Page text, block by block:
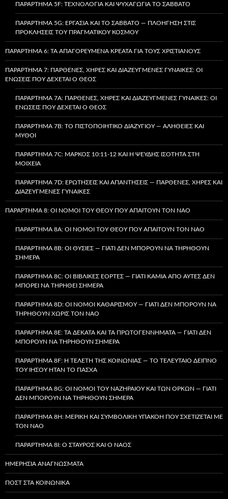
ΠΑΡΆΡΤΗΜΑ 5F: ΤΕΧΝΟΛΟΓΊΑ ΚΑΙ ΨΥΧΑΓΩΓΊΑ ΤΟ ΣΆΒΒΑΤΟ
ΠΑΡΆΡΤΗΜΑ 5G: ΕΡΓΑΣΊΑ ΚΑΙ ΤΟ ΣΆΒΒΑΤΟ — ΠΛΟΉΓΗΣΗ ΣΤΙΣ
ΠΡΟΚΛΉΣΕΙΣ ΤΟΥ ΠΡΑΓΜΑΤΙΚΟΎ ΚΌΣΜΟΥ
ΠΑΡΆΡΤΗΜΑ 6: ΤΑ ΑΠΑΓΟΡΕΥΜΈΝΑ ΚΡΈΑΤΑ ΓΙΑ ΤΟΥΣ ΧΡΙΣΤΙΑΝΟΎΣ
ΠΑΡΆΡΤΗΜΑ 7: ΠΑΡΘΈΝΕΣ, ΧΉΡΕΣ ΚΑΙ ΔΙΑΖΕΥΓΜΈΝΕΣ ΓΥΝΑΊΚΕΣ: ΟΙ
ΕΝΏΣΕΙΣ ΠΟΥ ΔΈΧΕΤΑΙ Ο ΘΕΌΣ
ΠΑΡΆΡΤΗΜΑ 7A: ΠΑΡΘΈΝΕΣ, ΧΉΡΕΣ ΚΑΙ ΔΙΑΖΕΥΓΜΈΝΕΣ ΓΥΝΑΊΚΕΣ: ΟΙ
ΕΝΏΣΕΙΣ ΠΟΥ ΔΈΧΕΤΑΙ Ο ΘΕΌΣ
ΠΑΡΆΡΤΗΜΑ 7B: ΤΟ ΠΙΣΤΟΠΟΙΗΤΙΚΌ ΔΙΑΖΥΓΊΟΥ — ΑΛΉΘΕΙΕΣ ΚΑΙ
ΜΎΘΟΙ
ΠΑΡΆΡΤΗΜΑ 7C: ΜΆΡΚΟΣ 10:11-12 ΚΑΙ Η ΨΕΥΔΉΣ ΙΣΌΤΗΤΑ ΣΤΗ
ΜΟΙΧΕΊΑ
ΠΑΡΆΡΤΗΜΑ 7D: ΕΡΩΤΉΣΕΙΣ ΚΑΙ ΑΠΑΝΤΉΣΕΙΣ — ΠΑΡΘΈΝΕΣ, ΧΉΡΕΣ ΚΑΙ
ΔΙΑΖΕΥΓΜΈΝΕΣ ΓΥΝΑΊΚΕΣ
ΠΑΡΆΡΤΗΜΑ 8: ΟΙ ΝΌΜΟΙ ΤΟΥ ΘΕΟΎ ΠΟΥ ΑΠΑΙΤΟΎΝ ΤΟΝ ΝΑΌ
ΠΑΡΆΡΤΗΜΑ 8A: ΟΙ ΝΌΜΟΙ ΤΟΥ ΘΕΟΎ ΠΟΥ ΑΠΑΙΤΟΎΝ ΤΟΝ ΝΑΌ
ΠΑΡΆΡΤΗΜΑ 8B: ΟΙ ΘΥΣΊΕΣ — ΓΙΑΤΊ ΔΕΝ ΜΠΟΡΟΎΝ ΝΑ ΤΗΡΗΘΟΎΝ
ΣΉΜΕΡΑ
ΠΑΡΆΡΤΗΜΑ 8C: ΟΙ ΒΙΒΛΙΚΈΣ ΕΟΡΤΈΣ — ΓΙΑΤΊ ΚΑΜΊΑ ΑΠΌ ΑΥΤΈΣ ΔΕΝ
ΜΠΟΡΕΊ ΝΑ ΤΗΡΗΘΕΊ ΣΉΜΕΡΑ
ΠΑΡΆΡΤΗΜΑ 8D: ΟΙ ΝΌΜΟΙ ΚΑΘΑΡΙΣΜΟΎ — ΓΙΑΤΊ ΔΕΝ ΜΠΟΡΟΎΝ ΝΑ
ΤΗΡΗΘΟΎΝ ΧΩΡΊΣ ΤΟΝ ΝΑΌ
ΠΑΡΆΡΤΗΜΑ 8E: ΤΑ ΔΈΚΑΤΑ ΚΑΙ ΤΑ ΠΡΩΤΟΓΕΝΝΉΜΑΤΑ — ΓΙΑΤΊ ΔΕΝ
ΜΠΟΡΟΎΝ ΝΑ ΤΗΡΗΘΟΎΝ ΣΉΜΕΡΑ
ΠΑΡΆΡΤΗΜΑ 8F: Η ΤΕΛΕΤΉ ΤΗΣ ΚΟΙΝΩΝΊΑΣ — ΤΟ ΤΕΛΕΥΤΑΊΟ ΔΕΊΠΝΟ
ΤΟΥ ΙΗΣΟΎ ΉΤΑΝ ΤΟ ΠΆΣΧΑ
ΠΑΡΆΡΤΗΜΑ 8G: ΟΙ ΝΌΜΟΙ ΤΟΥ ΝΑΖΗΡΑΊΟΥ ΚΑΙ ΤΩΝ ΌΡΚΩΝ — ΓΙΑΤΊ
ΔΕΝ ΜΠΟΡΟΎΝ ΝΑ ΤΗΡΗΘΟΎΝ ΣΉΜΕΡΑ
ΠΑΡΆΡΤΗΜΑ 8H: ΜΕΡΙΚΉ ΚΑΙ ΣΥΜΒΟΛΙΚΉ ΥΠΑΚΟΉ ΠΟΥ ΣΧΕΤΊΖΕΤΑΙ ΜΕ
ΤΟΝ ΝΑΌ
ΠΑΡΆΡΤΗΜΑ 8I: Ο ΣΤΑΥΡΌΣ ΚΑΙ Ο ΝΑΌΣ
ΗΜΕΡΉΣΙΑ ΑΝΑΓΝΏΣΜΑΤΑ
ΠΟΣΤ ΣΤΑ ΚΟΙΝΩΝΙΚΆ